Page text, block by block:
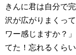
きんに君は自分で
沢が広がりまくっ
ワー感じますか？
てた！忘れるくら